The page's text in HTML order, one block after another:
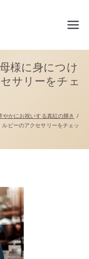
ルアンドコー）公
様に身につけ
サリーをチェ
かにお祝いする真紅の輝き
ビーのアクセサリーをチェッ